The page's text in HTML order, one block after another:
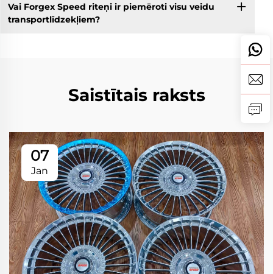
Vai Forgex Speed riteņi ir piemēroti visu veidu
transportlīdzekļiem?
Saistītais raksts
07
Jan